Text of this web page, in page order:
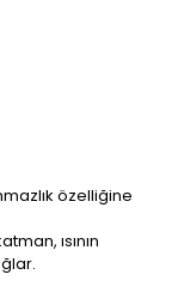
özelliğine
ısının